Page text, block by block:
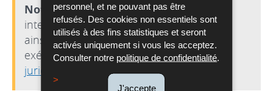
personnel, et ne pouvant pas être
refusés. Des cookies non essentiels sont
utilisés à des fins statistiques et seront
activés uniquement si vous les acceptez.
Consulter notre politique de confidentialité.
J'accepte
Nota Bene: Les demandes en
interprétation des conventions collectives
ainsi que les contestations nées de leur
exécution relèvent de la compétence des
juridictions du travail(cf.D17c29